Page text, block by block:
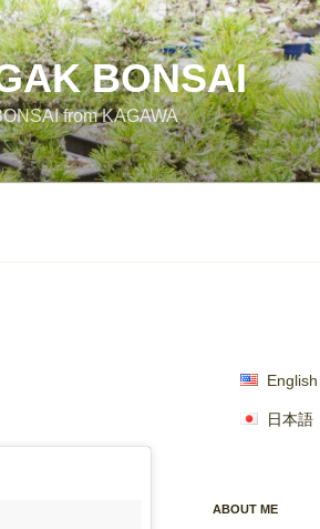
BONSAI
from KAGAWA
English
日本語
ABOUT ME